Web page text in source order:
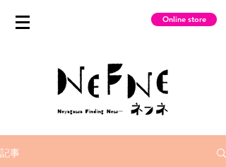
Online store
記事